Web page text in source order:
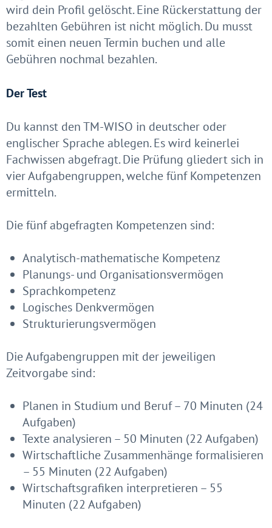
wird dein Profil gelöscht. Eine Rückerstattung der
bezahlten Gebühren ist nicht möglich. Du musst
somit einen neuen Termin buchen und alle
Gebühren nochmal bezahlen.
Der Test
Du kannst den TM-WISO in deutscher oder
englischer Sprache ablegen. Es wird keinerlei
Fachwissen abgefragt. Die Prüfung gliedert sich in
vier Aufgabengruppen, welche fünf Kompetenzen
ermitteln.
Die fünf abgefragten Kompetenzen sind:
Analytisch-mathematische Kompetenz
Planungs- und Organisationsvermögen
Sprachkompetenz
Logisches Denkvermögen
Strukturierungsvermögen
Die Aufgabengruppen mit der jeweiligen
Zeitvorgabe sind:
Planen in Studium und Beruf – 70 Minuten (24
Aufgaben)
Texte analysieren – 50 Minuten (22 Aufgaben)
Wirtschaftliche Zusammenhänge formalisieren
– 55 Minuten (22 Aufgaben)
Wirtschaftsgrafiken interpretieren – 55
Minuten (22 Aufgaben)